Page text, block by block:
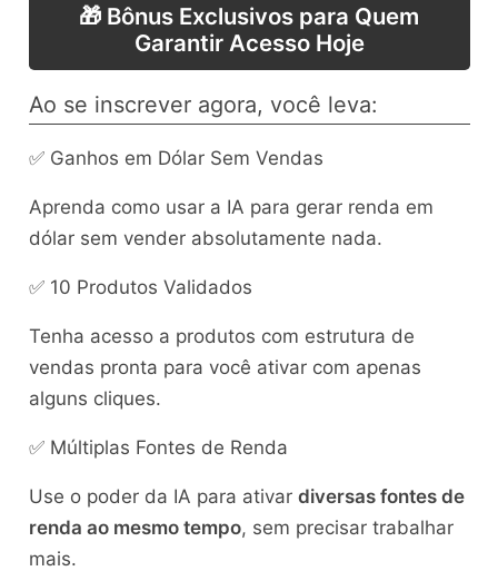
🎁 Bônus Exclusivos para Quem
Garantir Acesso Hoje
Ao se inscrever agora, você leva:
✅ Ganhos em Dólar Sem Vendas
Aprenda como usar a IA para gerar renda em
dólar sem vender absolutamente nada.
✅ 10 Produtos Validados
Tenha acesso a produtos com estrutura de
vendas pronta para você ativar com apenas
alguns cliques.
✅ Múltiplas Fontes de Renda
Use o poder da IA para ativar diversas fontes de
renda ao mesmo tempo, sem precisar trabalhar
mais.